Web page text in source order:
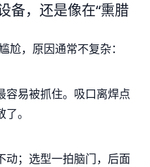
备，还是像在“熏腊
尬，原因通常不复杂：
容易被抓住。吸口离焊点
。
动；选型一拍脑门，后面